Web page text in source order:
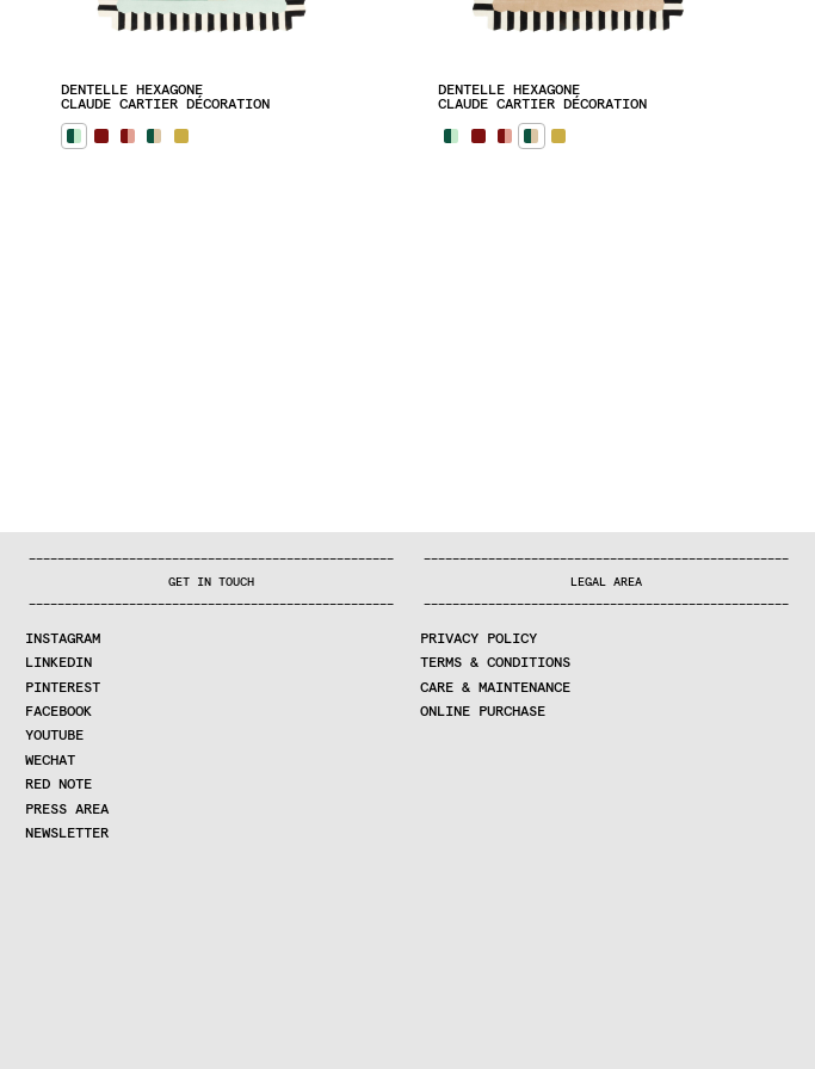
DENTELLE HEXAGONE
CLAUDE CARTIER DÉCORATION
DENTELLE HEXAGONE
CLAUDE CARTIER DÉCORATION
———————————————————————————————————————————————————
GET IN TOUCH
———————————————————————————————————————————————————
INSTAGRAM
LINKEDIN
PINTEREST
FACEBOOK
YOUTUBE
WECHAT
RED NOTE
PRESS AREA
NEWSLETTER
———————————————————————————————————————————————————
LEGAL AREA
———————————————————————————————————————————————————
PRIVACY POLICY
TERMS & CONDITIONS
CARE & MAINTENANCE
ONLINE PURCHASE